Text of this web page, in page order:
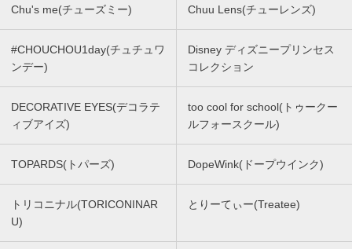
Chu's me(チューズミー) Chuu Lens(チューレンズ)
#CHOUCHOU1day(チュチュワ
ンデー)
Disney ディズニープリンセス
コレクション
DECORATIVE EYES(デコラテ
ィブアイズ)
too cool for school(トゥークー
ルフォースクール)
TOPARDS(トパーズ) DopeWink(ドープウインク)
トリコニナル(TORICONINAR
U)
とりーてぃー(Treatee)